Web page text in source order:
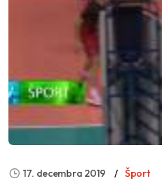
17. decembra 2019 Šport